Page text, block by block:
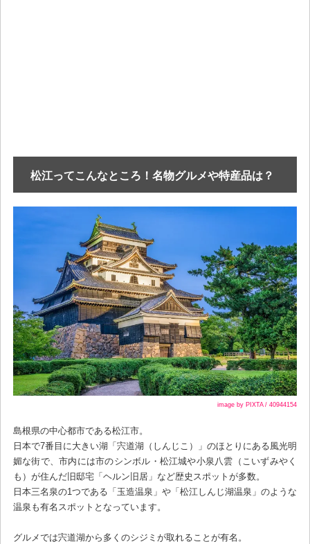
松江ってこんなところ！名物グルメや特産品は？
image by PIXTA / 40944154
島根県の中心都市である松江市。
日本で7番目に大きい湖「宍道湖（しんじこ）」のほとりにある風光明
媚な街で、市内には市のシンボル・松江城や小泉八雲（こいずみやく
も）が住んだ旧邸宅「ヘルン旧居」など歴史スポットが多数。
日本三名泉の1つである「玉造温泉」や「松江しんじ湖温泉」のような
温泉も有名スポットとなっています。
グルメでは宍道湖から多くのシジミが取れることが有名。